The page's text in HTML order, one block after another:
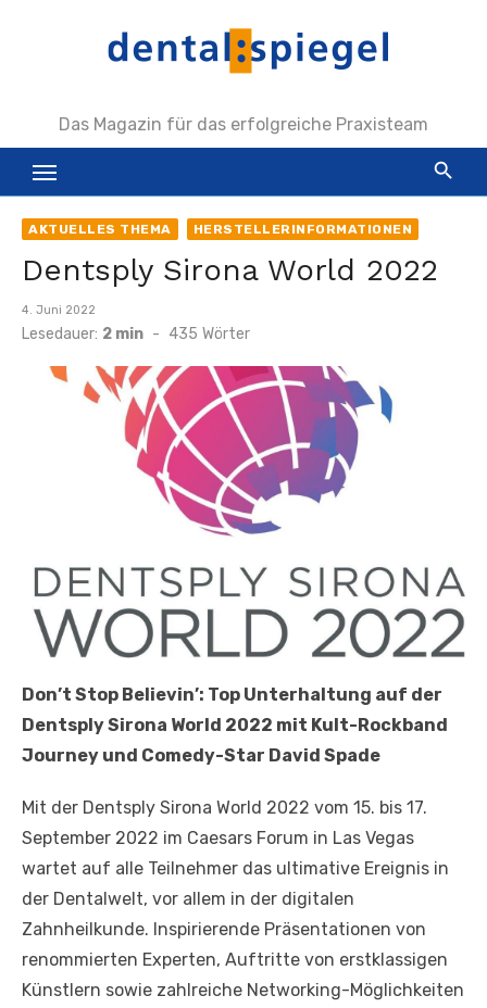
Das Magazin für das erfolgreiche Praxisteam
AKTUELLES THEMA HERSTELLERINFORMATIONEN
Dentsply Sirona World 2022
Veröffentlicht
am
4. Juni 2022
Lesedauer: 2 min - 435 Wörter
Don’t Stop Believin’: Top Unterhaltung auf der
Dentsply Sirona World 2022 mit Kult-Rockband
Journey und Comedy-Star David Spade
Mit der Dentsply Sirona World 2022 vom 15. bis 17.
September 2022 im Caesars Forum in Las Vegas
wartet auf alle Teilnehmer das ultimative Ereignis in
der Dentalwelt, vor allem in der digitalen
Zahnheilkunde. Inspirierende Präsentationen von
renommierten Experten, Auftritte von erstklassigen
Künstlern sowie zahlreiche Networking-Möglichkeiten